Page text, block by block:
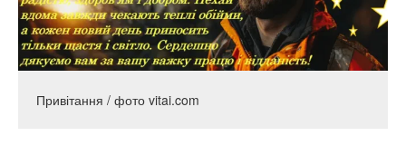
Привітання / фото vitai.com